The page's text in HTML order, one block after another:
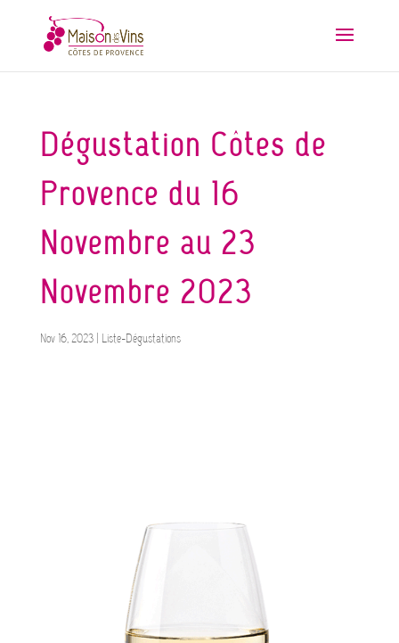
Dégustation Côtes de
Provence du 16
Novembre au 23
Novembre 2023
Nov 16, 2023| Liste-Dégustations